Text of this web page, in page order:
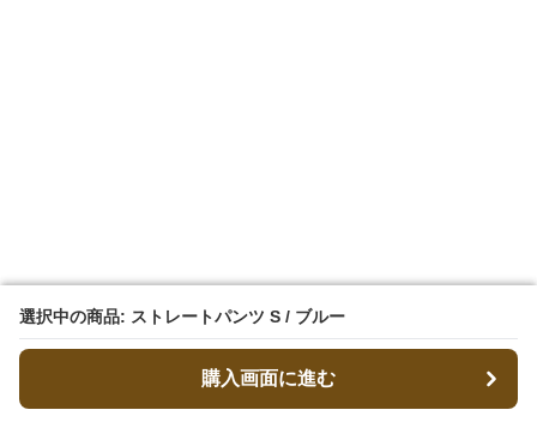
選択中の商品: ストレートパンツ S / ブルー
購入画面に進む
選択中の商品: ストレートパンツ S / ブルー
購入画面に進む